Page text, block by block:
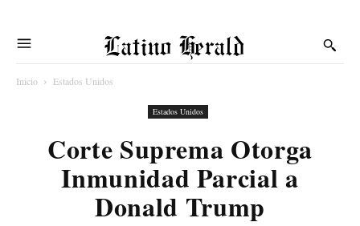
Latino Herald
Inicio Estados Unidos
Estados Unidos
Corte Suprema Otorga
Inmunidad Parcial a
Donald Trump